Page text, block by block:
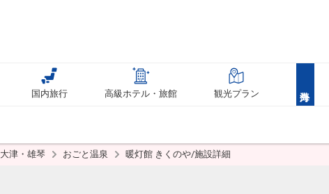
国内旅行 高級ホテル・旅館 観光プラン
大津・雄琴 おごと温泉 暖灯館 きくのや/施設詳細